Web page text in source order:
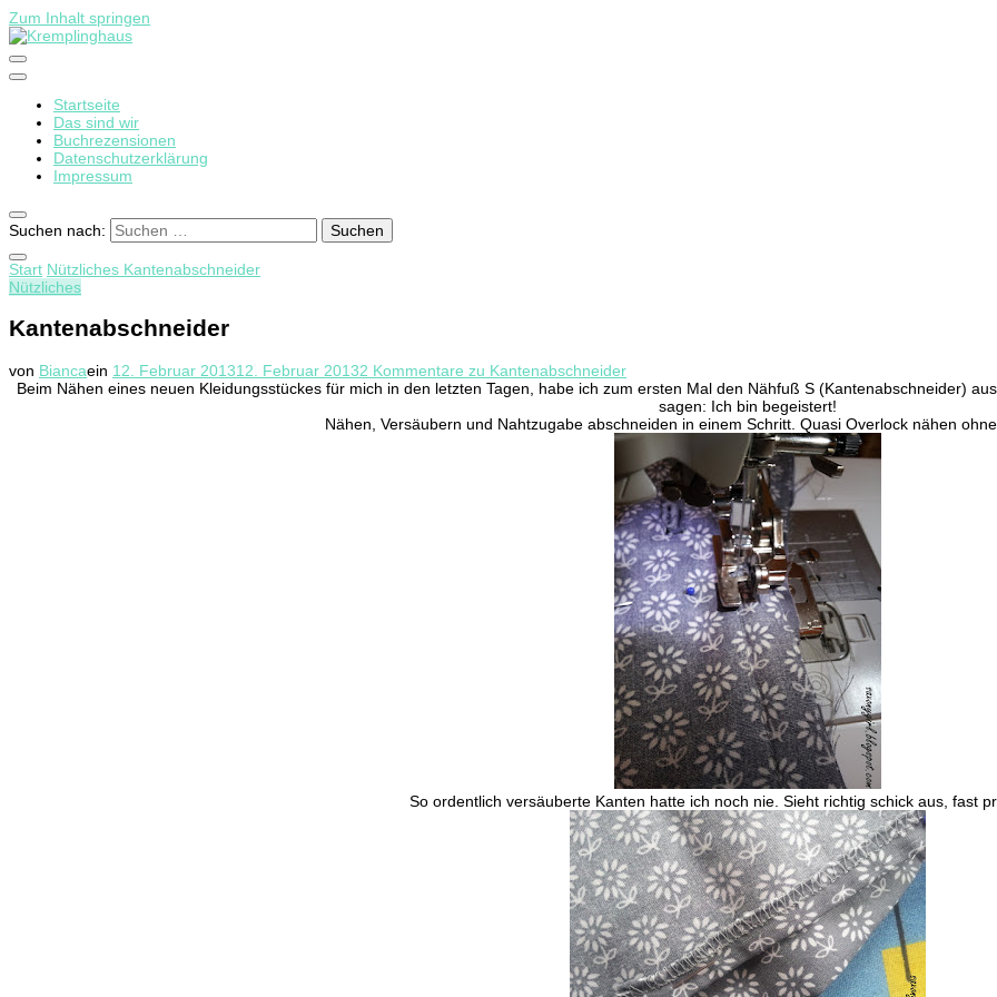
Zum Inhalt springen
Kremplinghaus
Startseite
Das sind wir
Buchrezensionen
Datenschutzerklärung
Impressum
Suchen nach:
Start Nützliches Kantenabschneider
Nützliches
Kantenabschneider
von Biancaein 12. Februar 201312. Februar 20132 Kommentare zu Kantenabschneider
Beim Nähen eines neuen Kleidungsstückes für mich in den letzten Tagen, habe ich zum ersten Mal den Nähfuß S (Kantenabschneider)
sagen: Ich bin begeistert!
Nähen, Versäubern und Nahtzugabe abschneiden in einem Schritt. Quasi Overlock nähen
So ordentlich versäuberte Kanten hatte ich noch nie. Sieht richtig schick aus, fast